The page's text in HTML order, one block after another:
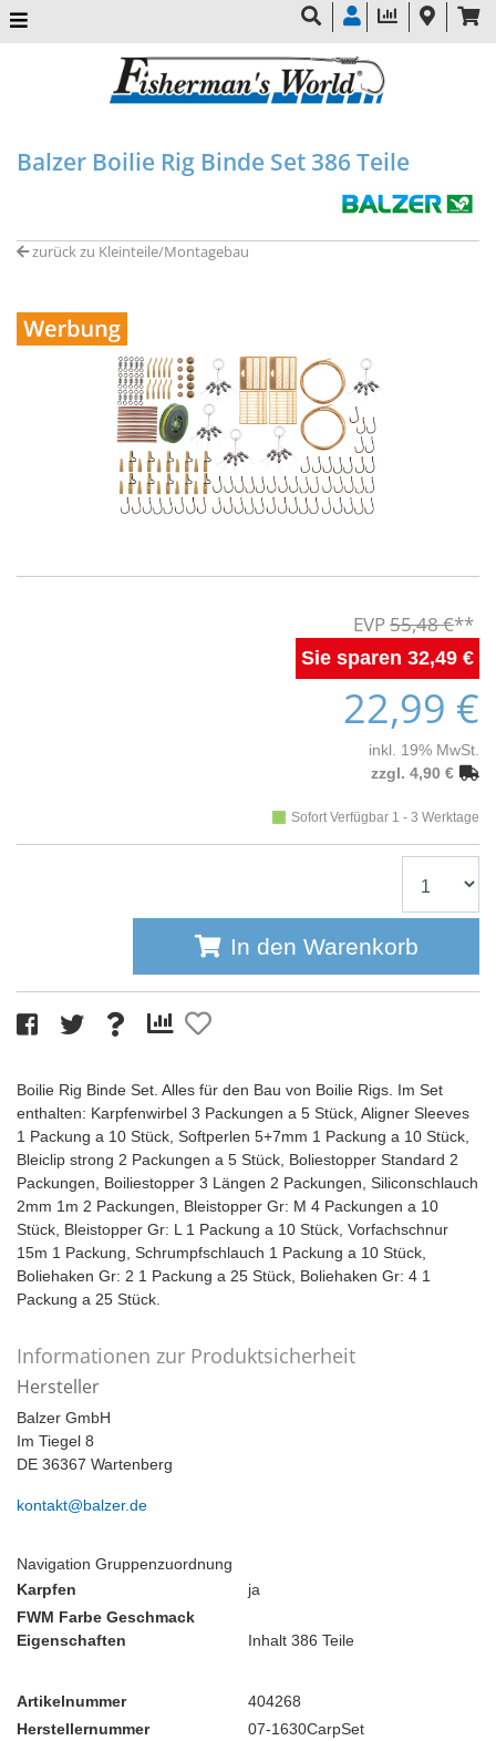
Balzer Boilie Rig Binde Set 386 Teile
zurück zu Kleinteile/Montagebau
55,48 €
32,49 €
22,99 €
inkl. 19% MwSt.
zzgl. 4,90 €
Sofort Verfügbar 1 - 3 Werktage
In den Warenkorb
Boilie Rig Binde Set. Alles für den Bau von Boilie Rigs. Im Set
enthalten: Karpfenwirbel 3 Packungen a 5 Stück, Aligner Sleeves
1 Packung a 10 Stück, Softperlen 5+7mm 1 Packung a 10 Stück,
Bleiclip strong 2 Packungen a 5 Stück, Boliestopper Standard 2
Packungen, Boiliestopper 3 Längen 2 Packungen, Siliconschlauch
2mm 1m 2 Packungen, Bleistopper Gr: M 4 Packungen a 10
Stück, Bleistopper Gr: L 1 Packung a 10 Stück, Vorfachschnur
15m 1 Packung, Schrumpfschlauch 1 Packung a 10 Stück,
Boliehaken Gr: 2 1 Packung a 25 Stück, Boliehaken Gr: 4 1
Packung a 25 Stück.
Informationen zur Produktsicherheit
Hersteller
Balzer GmbH
Im Tiegel 8
DE 36367 Wartenberg
kontakt@balzer.de
Navigation Gruppenzuordnung
Karpfen
ja
FWM Farbe Geschmack
Eigenschaften
Inhalt 386 Teile
Artikelnummer
404268
Herstellernummer
07-1630CarpSet